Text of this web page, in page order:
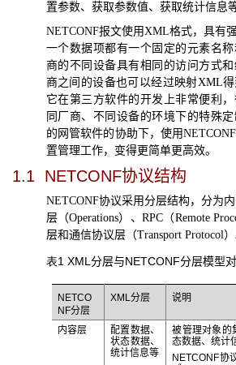
置参数、获取参数值、获取统计信息等
NETCONF报文使用XML格式，具有
一个数据项都有一个固定的元素名称
商的不同设备具有相同的访问方式和
商之间的设备也可以经过映射XML
它在第三方软件的开发上非常便利
同厂商、不同设备的环境下的特殊
的网管软件的协助下，使用NETCONF
置管理工作，变得更简单更高效。
1.1 NETCONF协议结构
NETCONF协议采用分层结构，分为
层（Operations）、RPC （Remote
层和通信协议层（Transport Protocol）
表1 XML 分层与NETCONF分层模型
NETCO
NF分层
XML分层 说明
内容层
配置数据、
状态数据、
统计信息等
被管理对象的
态数据、统计
NETCONF协